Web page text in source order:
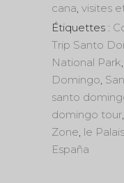
cana, visites
Étiquettes :
Trip Santo
National Park,
Domingo,
santo
domingo tour,
Zone, le
España